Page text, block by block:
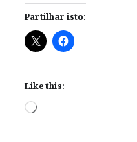
Partilhar isto:
Like this:
Loading…